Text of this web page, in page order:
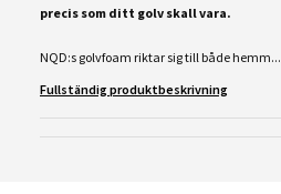
precis som ditt golv skall vara.
NQD:s golvfoam riktar sig till både hemm...
Fullständig produktbeskrivning